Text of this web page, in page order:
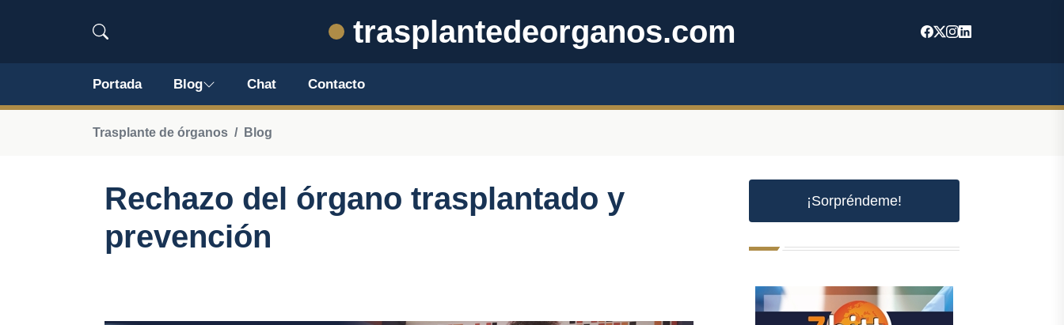
trasplantedeorganos.com
Portada Blog Chat Contacto
Trasplante de órganos Blog
Rechazo del órgano trasplantado y
prevención
¡Sorpréndeme!